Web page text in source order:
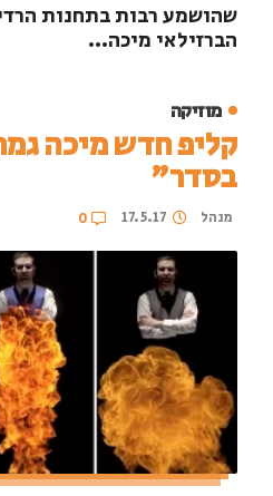
שהושמע רבות בתחנות
הברזילאי מיכה...
מוזיקה
קליפ חדש מיכה
בסדר״
מנהל 17.5.17
0